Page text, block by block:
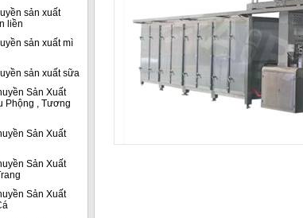
sản xuất
liền
sản xuất mì
sản xuất sữa
Sản Xuất
Phộng , Tương
Sản Xuất
Sản Xuất
Sản Xuất